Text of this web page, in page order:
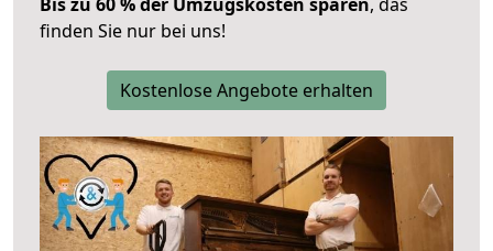
finden Sie nur bei uns!
Kostenlose Angebote erhalten